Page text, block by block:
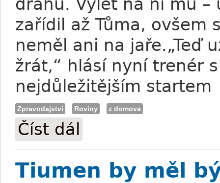
dráhu. Výlet na ni mu –
zařídil až Tůma,
neměl ani na jaře.„Teď
žrát,“ hlásí nyní trenér
nejdůležitějším
Zpravodajství Roviny z domova
Číst dál
Tiumen by měl